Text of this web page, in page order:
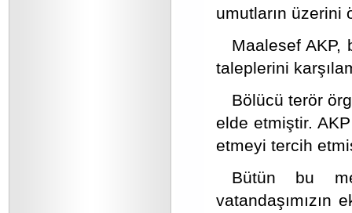
umutların üzerini
Maalesef AKP,
taleplerini
Bölücü terör
elde etmiştir.
etmeyi tercih
Bütün bu
vatandaşımızın